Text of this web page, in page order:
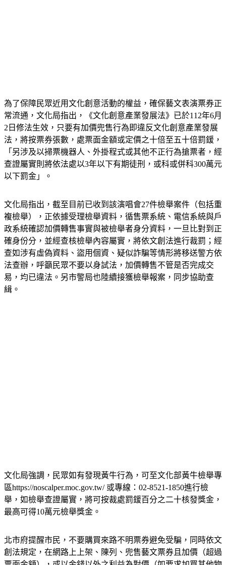
常流通，文化局指出，《文化創意產業發展法》已於112年6月
2日修法生效，只要有加價兜售行為即違反文化創意產業發展
法，將按票券張數，處票面金額或定價之十倍至五十倍罰鍰，
「另涉及以掃票機器人、外掛程式或其他不正行為搶票者，經
查證屬實則將依法處以3年以下有期徒刑，或科或併科300萬元
以下罰金」。
複檢舉），正依據受理檢舉資料，循售票系統、電信系統與戶
政系統確認加價轉售事實與被檢舉者身分資料，一旦比對到正
確身份分，並經查核檢舉內容屬實，將依文創法進行裁罰；經
查如涉有虛偽資料、盜用個資、疑似詐騙等情形將移送警方依
法查辦，呼籲民眾不要以身試法，加價轉售不管是否完成交
易，均已違法。另市警局也陸續接獲檢舉報案，同步協助查
緝。
區https://noscalper.moc.gov.tw/ 或專線：02-8521-1850進行檢
舉，如檢舉查證屬實，將可按裁處罰鍰百分之二十核發獎金，
最高可得10萬元檢舉獎金。
創法規定，在網路上上架、陳列、兜售藝文票券且加價（超過
票面金額），或以金錢以外之利益為對價（如要求加買其他物